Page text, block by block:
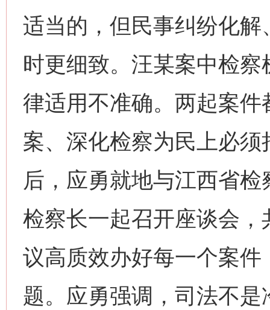
适当的，但民事纠纷化
时更细致。汪某案中检
律适用不准确。两起案
案、深化检察为民上必须
后，应勇就地与江西省
检察长一起召开座谈会
议高质效办好每一个案
题。应勇强调，司法不